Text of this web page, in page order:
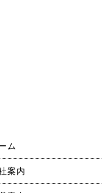
ム
案内